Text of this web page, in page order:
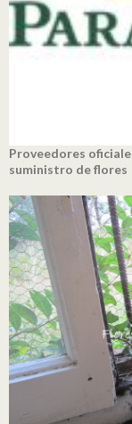
Proveedores
suministro de flores